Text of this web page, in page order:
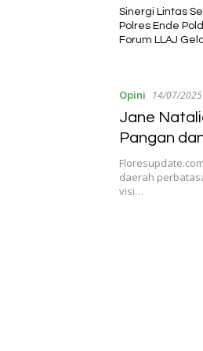
UKEN Kupang
Warga Ende di
Pemerintah
Opini 14/07/2025
Jane
Pangan
Perbatasan.
daerah
visi…